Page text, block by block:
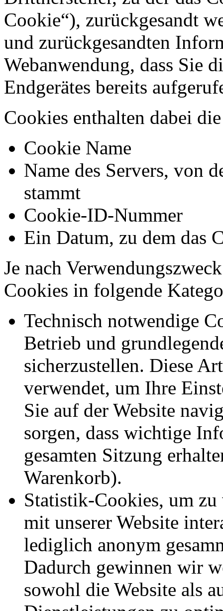
Cookie“), zurückgesandt
und zurückgesandten
Webanwendung, dass Sie
Endgerätes bereits
Cookies enthalten dabei
Cookie Name
Name des Servers, von
stammt
Cookie-ID-Nummer
Ein Datum, zu dem das
Je nach
Cookies in folgende
Technisch notwendige
Betrieb und
sicherzustellen. Diese
verwendet, um Ihre
Sie auf der Website
sorgen, dass wichtige
gesamten Sitzung
Warenkorb).
Statistik-Cookies, um zu
mit unserer Website
lediglich anonym
Dadurch gewinnen wir
sowohl die Website als